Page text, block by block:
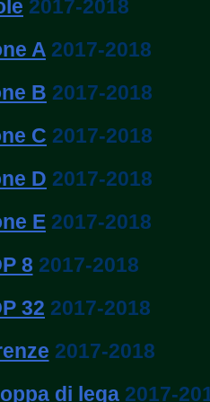
2017-2018
A 2017-2018
B 2017-2018
C 2017-2018
D 2017-2018
E 2017-2018
8 2017-2018
32 2017-2018
2017-2018
di lega2017-